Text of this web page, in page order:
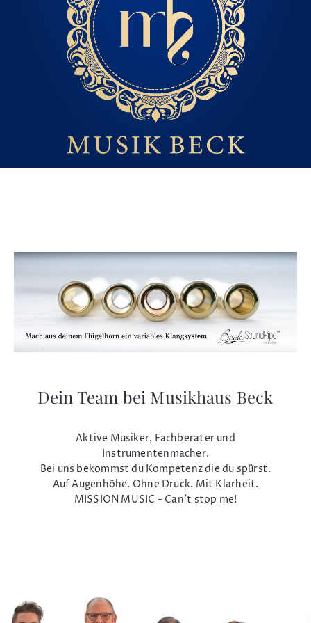
Dein Team bei Musikhaus Beck
Aktive Musiker, Fachberater und
Instrumentenmacher.
Bei uns bekommst du Kompetenz die du spürst.
Auf Augenhöhe. Ohne Druck. Mit Klarheit.
MISSION MUSIC - Can't stop me!